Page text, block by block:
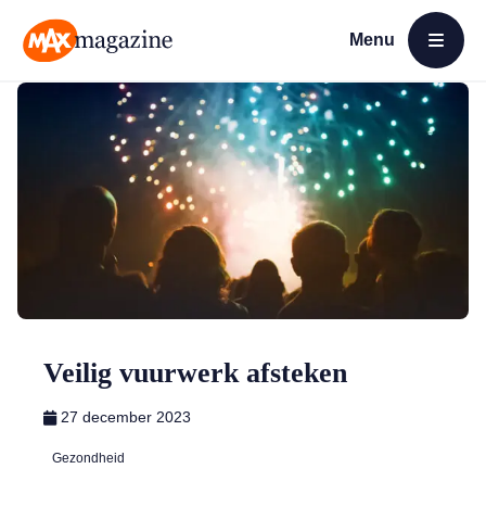
Menu
Open menu
Veilig vuurwerk afsteken
27 december 2023
Gezondheid